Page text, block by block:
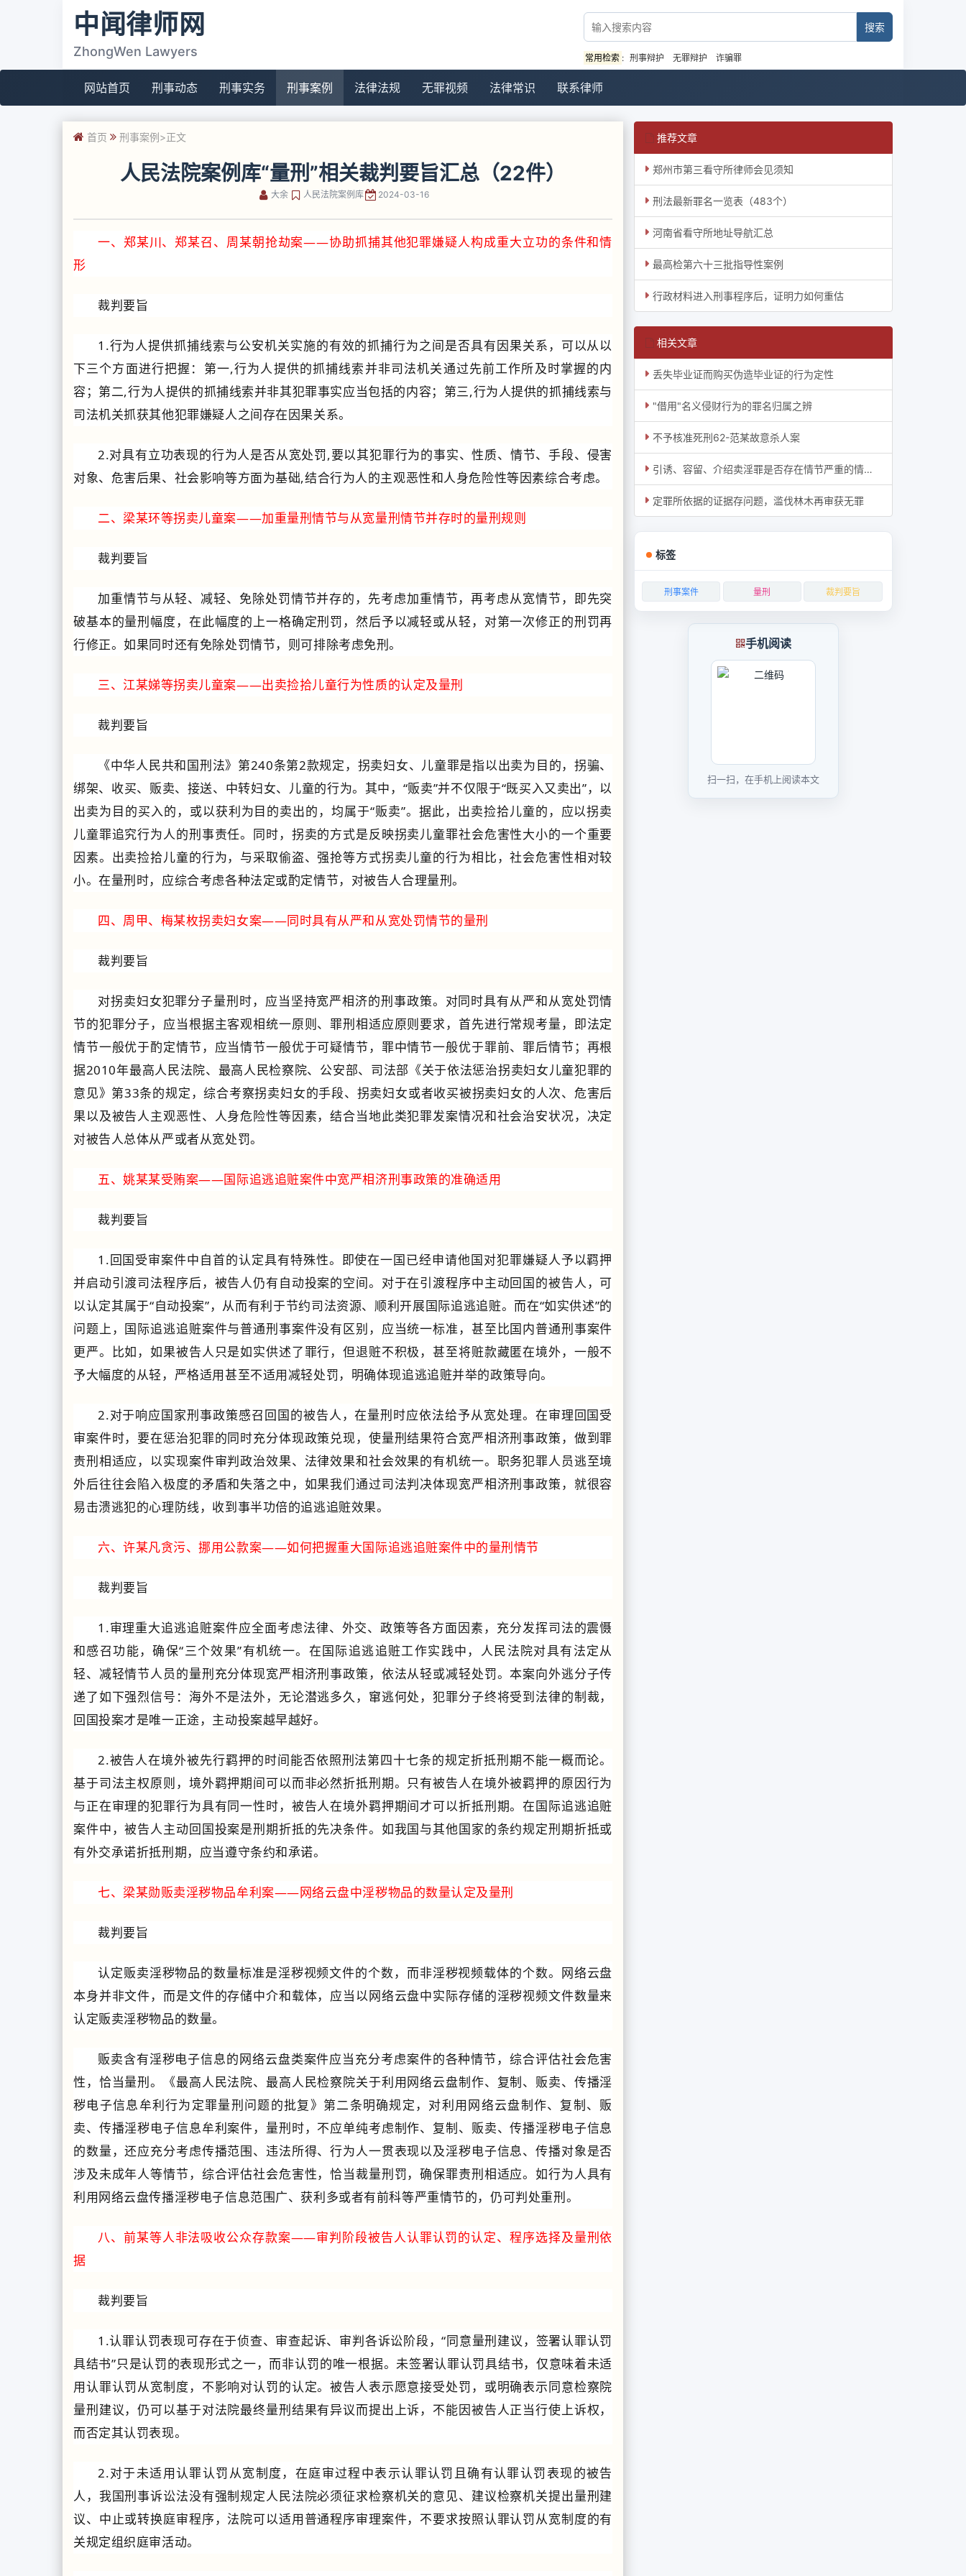
中闻律师网
ZhongWen Lawyers 常用检索 : 刑事辩护 无罪辩护 诈骗罪
网站首页 刑事动态 刑事实务 刑事案例 法律法规 无罪视频 法律常识 联系律师
首页 刑事案例 >正文
人民法院案例库“量刑”相关裁判要旨汇总（22件）
大余 人民法院案例库 2024-03-16
一、郑某川、郑某召、周某朝抢劫案——协助抓捕其他犯罪嫌疑人构成重大立功的条件和情
形
裁判要旨
1.行为人提供抓捕线索与公安机关实施的有效的抓捕行为之间是否具有因果关系，可以从以
下三个方面进行把握：第一,行为人提供的抓捕线索并非司法机关通过先前工作所及时掌握的内
容；第二,行为人提供的抓捕线索并非其犯罪事实应当包括的内容；第三,行为人提供的抓捕线索与
司法机关抓获其他犯罪嫌疑人之间存在因果关系。
2.对具有立功表现的行为人是否从宽处罚,要以其犯罪行为的事实、性质、情节、手段、侵害
对象、危害后果、社会影响等方面为基础,结合行为人的主观恶性和人身危险性等因素综合考虑。
二、梁某环等拐卖儿童案——加重量刑情节与从宽量刑情节并存时的量刑规则
裁判要旨
加重情节与从轻、减轻、免除处罚情节并存的，先考虑加重情节，再考虑从宽情节，即先突
破基本的量刑幅度，在此幅度的上一格确定刑罚，然后予以减轻或从轻，对第一次修正的刑罚再
行修正。如果同时还有免除处罚情节，则可排除考虑免刑。
三、江某娣等拐卖儿童案——出卖捡拾儿童行为性质的认定及量刑
裁判要旨
《中华人民共和国刑法》第240条第2款规定，拐卖妇女、儿童罪是指以出卖为目的，拐骗、
绑架、收买、贩卖、接送、中转妇女、儿童的行为。其中，“贩卖”并不仅限于“既买入又卖出”，以
出卖为目的买入的，或以获利为目的卖出的，均属于“贩卖”。据此，出卖捡拾儿童的，应以拐卖
儿童罪追究行为人的刑事责任。同时，拐卖的方式是反映拐卖儿童罪社会危害性大小的一个重要
因素。出卖捡拾儿童的行为，与采取偷盗、强抢等方式拐卖儿童的行为相比，社会危害性相对较
小。在量刑时，应综合考虑各种法定或酌定情节，对被告人合理量刑。
四、周甲、梅某枚拐卖妇女案——同时具有从严和从宽处罚情节的量刑
裁判要旨
对拐卖妇女犯罪分子量刑时，应当坚持宽严相济的刑事政策。对同时具有从严和从宽处罚情
节的犯罪分子，应当根据主客观相统一原则、罪刑相适应原则要求，首先进行常规考量，即法定
情节一般优于酌定情节，应当情节一般优于可疑情节，罪中情节一般优于罪前、罪后情节；再根
据2010年最高人民法院、最高人民检察院、公安部、司法部《关于依法惩治拐卖妇女儿童犯罪的
意见》第33条的规定，综合考察拐卖妇女的手段、拐卖妇女或者收买被拐卖妇女的人次、危害后
果以及被告人主观恶性、人身危险性等因素，结合当地此类犯罪发案情况和社会治安状况，决定
对被告人总体从严或者从宽处罚。
五、姚某某受贿案——国际追逃追赃案件中宽严相济刑事政策的准确适用
裁判要旨
1.回国受审案件中自首的认定具有特殊性。即使在一国已经申请他国对犯罪嫌疑人予以羁押
并启动引渡司法程序后，被告人仍有自动投案的空间。对于在引渡程序中主动回国的被告人，可
以认定其属于“自动投案”，从而有利于节约司法资源、顺利开展国际追逃追赃。而在“如实供述”的
问题上，国际追逃追赃案件与普通刑事案件没有区别，应当统一标准，甚至比国内普通刑事案件
更严。比如，如果被告人只是如实供述了罪行，但退赃不积极，甚至将赃款藏匿在境外，一般不
予大幅度的从轻，严格适用甚至不适用减轻处罚，明确体现追逃追赃并举的政策导向。
2.对于响应国家刑事政策感召回国的被告人，在量刑时应依法给予从宽处理。 在审理回国受
审案件时，要在惩治犯罪的同时充分体现政策兑现，使量刑结果符合宽严相济刑事政策，做到罪
责刑相适应，以实现案件审判政治效果、法律效果和社会效果的有机统一。 职务犯罪人员逃至境
外后往往会陷入极度的矛盾和失落之中，如果我们通过司法判决体现宽严相济刑事政策，就很容
易击溃逃犯的心理防线，收到事半功倍的追逃追赃效果。
六、许某凡贪污、挪用公款案——如何把握重大国际追逃追赃案件中的量刑情节
裁判要旨
1.审理重大追逃追赃案件应全面考虑法律、外交、政策等各方面因素，充分发挥司法的震慑
和感召功能，确保“三个效果”有机统一。在国际追逃追赃工作实践中，人民法院对具有法定从
轻、减轻情节人员的量刑充分体现宽严相济刑事政策，依法从轻或减轻处罚。本案向外逃分子传
递了如下强烈信号：海外不是法外，无论潜逃多久，窜逃何处，犯罪分子终将受到法律的制裁，
回国投案才是唯一正途，主动投案越早越好。
2.被告人在境外被先行羁押的时间能否依照刑法第四十七条的规定折抵刑期不能一概而论。
基于司法主权原则，境外羁押期间可以而非必然折抵刑期。 只有被告人在境外被羁押的原因行为
与正在审理的犯罪行为具有同一性时，被告人在境外羁押期间才可以折抵刑期。在国际追逃追赃
案件中，被告人主动回国投案是刑期折抵的先决条件。 如我国与其他国家的条约规定刑期折抵或
有外交承诺折抵刑期，应当遵守条约和承诺。
七、梁某勋贩卖淫秽物品牟利案——网络云盘中淫秽物品的数量认定及量刑
裁判要旨
认定贩卖淫秽物品的数量标准是淫秽视频文件的个数，而非淫秽视频载体的个数。网络云盘
本身并非文件，而是文件的存储中介和载体，应当以网络云盘中实际存储的淫秽视频文件数量来
认定贩卖淫秽物品的数量。
贩卖含有淫秽电子信息的网络云盘类案件应当充分考虑案件的各种情节，综合评估社会危害
性，恰当量刑。
《最高人民法院、最高人民检察院关于利用网络云盘制作、复制、贩卖、传播淫
秽电子信息牟利行为定罪量刑问题的批复》第二条明确规定，对利用网络云盘制作、复制、贩
卖、传播淫秽电子信息牟利案件，量刑时，不应单纯考虑制作、复制、贩卖、传播淫秽电子信息
的数量，还应充分考虑传播范围、违法所得、行为人一贯表现以及淫秽电子信息、传播对象是否
涉及未成年人等情节，综合评估社会危害性，恰当裁量刑罚，确保罪责刑相适应。如行为人具有
利用网络云盘传播淫秽电子信息范围广、获利多或者有前科等严重情节的，仍可判处重刑。
八、前某等人非法吸收公众存款案——审判阶段被告人认罪认罚的认定、程序选择及量刑依
据
裁判要旨
1.认罪认罚表现可存在于侦查、审查起诉、审判各诉讼阶段，“同意量刑建议，签署认罪认罚
具结书”只是认罚的表现形式之一，而非认罚的唯一根据。未签署认罪认罚具结书，仅意味着未适
用认罪认罚从宽制度，不影响对认罚的认定。被告人表示愿意接受处罚，或明确表示同意检察院
量刑建议，仍可以基于对法院最终量刑结果有异议而提出上诉，不能因被告人正当行使上诉权，
而否定其认罚表现。
2.对于未适用认罪认罚从宽制度，在庭审过程中表示认罪认罚且确有认罪认罚表现的被告
人，我国刑事诉讼法没有强制规定人民法院必须征求检察机关的意见、建议检察机关提出量刑建
议、中止或转换庭审程序，法院可以适用普通程序审理案件，不要求按照认罪认罚从宽制度的有
关规定组织庭审活动。
推荐文章
郑州市第三看守所律师会见须知
刑法最新罪名一览表（483个）
河南省看守所地址导航汇总
最高检第六十三批指导性案例
行政材料进入刑事程序后，证明力如何重估
相关文章
丢失毕业证而购买伪造毕业证的行为定性
"借用"名义侵财行为的罪名归属之辨
不予核准死刑62-范某故意杀人案
引诱、容留、介绍卖淫罪是否存在情节严重的情形？
定罪所依据的证据存问题，滥伐林木再审获无罪
标签
刑事案件 量刑 裁判要旨
手机阅读
扫一扫，在手机上阅读本文